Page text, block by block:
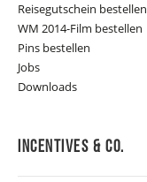
Reisegutschein bestellen
WM 2014-Film bestellen
Pins bestellen
Jobs
Downloads
Incentives & Co.